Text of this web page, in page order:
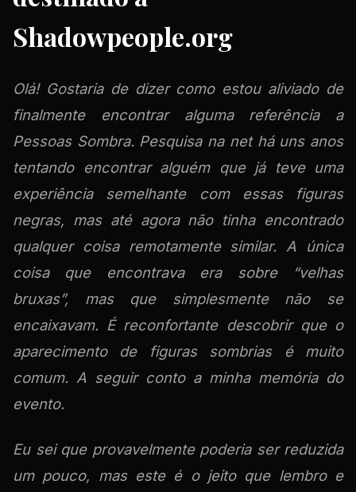
Shadowpeople.org
Olá! Gostaria de dizer como estou aliviado de
finalmente encontrar alguma referência a
Pessoas Sombra. Pesquisa na net há uns anos
tentando encontrar alguém que já teve uma
experiência semelhante com essas figuras
negras, mas até agora não tinha encontrado
qualquer coisa remotamente similar. A única
coisa que encontrava era sobre “velhas
bruxas”, mas que simplesmente não se
encaixavam. É reconfortante descobrir que o
aparecimento de figuras sombrias é muito
comum. A seguir conto a minha memória do
evento.
Eu sei que provavelmente poderia ser reduzida
um pouco, mas este é o jeito que lembro e